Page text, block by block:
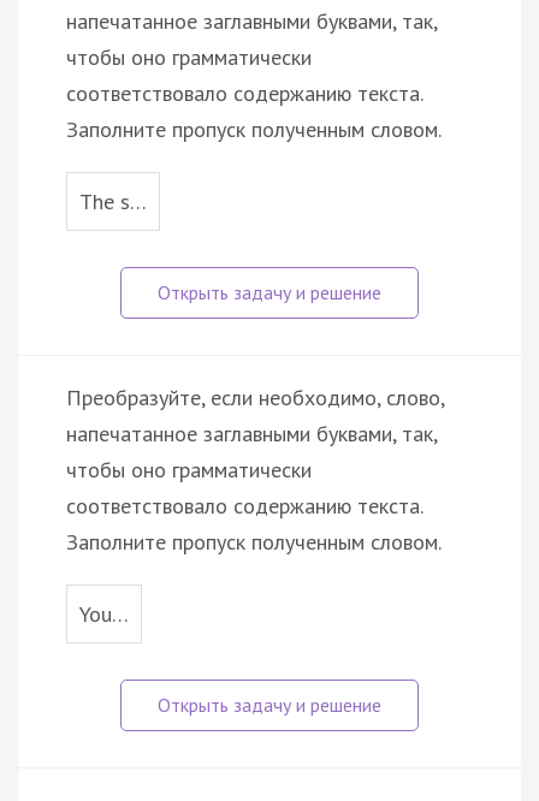
напечатанное заглавными буквами, так,
чтобы оно грамматически
соответствовало содержанию текста.
Заполните пропуск полученным словом.
The s…
Преобразуйте, если необходимо, слово,
напечатанное заглавными буквами, так,
чтобы оно грамматически
соответствовало содержанию текста.
Заполните пропуск полученным словом.
You…